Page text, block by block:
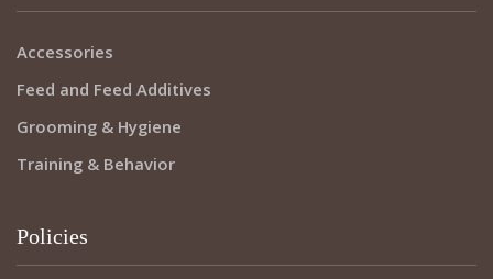
Accessories
Feed and Feed Additives
Grooming & Hygiene
Training & Behavior
Policies